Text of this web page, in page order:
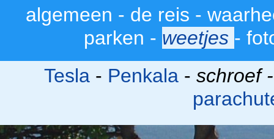
algemeen - de reis -
parken - weetjes -
Tesla - Penkala - schroef